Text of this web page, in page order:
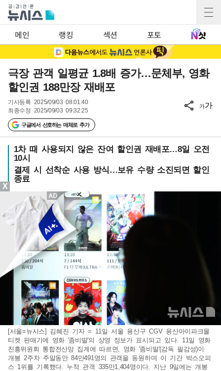
메인 랭킹 섹션 포토
극장 관객 일평균 1.8배 증가…문체부, 영화
할인권 188만장 재배포
기사등록 2025/09/03 08:01:40
최종수정 2025/09/03 09:32:25
구글에서 선호하는 매체로 추가
가가
1차 때 사용되지 않은 잔여 할인권 재배포…8일 오전
10시
결제 시 선착순 사용 방식…보유 수량 소진되면 할인
종료
[서울=뉴시스] 김혜진 기자 = 11일 서울 용산구 CGV 용산아이파크몰
티켓 판매기에 영화 '좀비딸'의 상영 정보가 표시되고 있다. 11일 영화
진흥위원회 통합전산망 집계에 따르면, 영화 '좀비딸'(감독 필감성)이
개봉 2주차 주말동안 84만491명의 관객을 동원하며 이 기간 박스오피
스 1위를 기록했다. 누적 관객 335만1,404명이다. 지난 9일에는 개봉
X